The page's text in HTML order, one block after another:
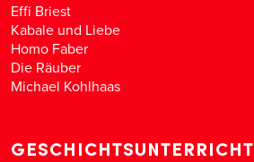
Effi Briest
Kabale und Liebe
Homo Faber
Die Räuber
Michael Kohlhaas
GESCHICHTSUNTERRICHT